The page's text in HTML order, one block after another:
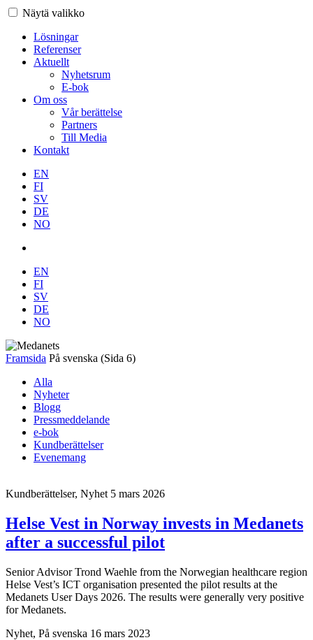
Näytä valikko
Lösningar
Referenser
Aktuellt
Nyhetsrum
E-bok
Om oss
Vår berättelse
Partners
Till Media
Kontakt
EN
FI
SV
DE
NO
EN
FI
SV
DE
NO
Framsida På svenska (Sida 6)
Alla
Nyheter
Blogg
Pressmeddelande
e-bok
Kundberättelser
Evenemang
Kundberättelser, Nyhet 5 mars 2026
Helse Vest in Norway invests in Medanets
after a successful pilot
Senior Advisor Trond Waehle from the Norwegian healthcare region
Helse Vest’s ICT organisation presented the pilot results at the
Medanets User Days 2026. The results were generally very positive
for Medanets.
Nyhet, På svenska 16 mars 2023